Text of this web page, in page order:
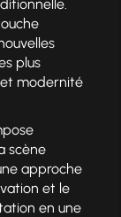
plus
modernité
scène
approche
et le
en une